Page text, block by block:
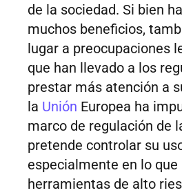
de la sociedad. Si bien
muchos beneficios,
lugar a preocupaciones
que han llevado a los
prestar más atención a
la Unión Europea ha
marco de regulación de
pretende controlar su
especialmente en lo
herramientas de alto